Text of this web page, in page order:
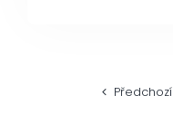
Předchozí